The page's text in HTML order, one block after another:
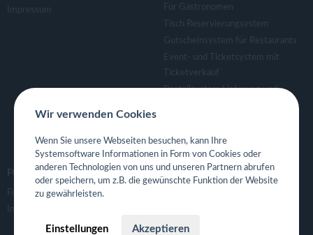
Impressum
Für Gastronomen
Tisch Reservierungsystem
Gutscheinsystem für Restaurants
Event- und Ticketsystem mit
Ticketverkauf
Bestellsystem Lieferung und
Eigene App für Restaurant
FOLGE UNS
Facebook
Instagram
Wir verwenden Cookies
Wenn Sie unsere Webseiten besuchen, kann Ihre
Systemsoftware Informationen in Form von Cookies oder
anderen Technologien von uns und unseren Partnern abrufen
oder speichern, um z.B. die gewünschte Funktion der Website
zu gewährleisten.
Einstellungen Akzeptieren